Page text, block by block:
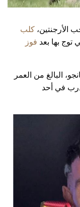
الأرجنتين، كلب
توج بها بعد فوز
البالغ من العمر
في أحد